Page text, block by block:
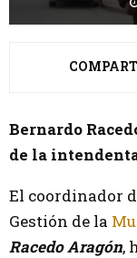
Bernardo
de la
El coordinador
Gestión de la
Racedo Aragón,